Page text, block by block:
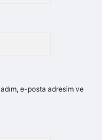
e-posta adresim ve